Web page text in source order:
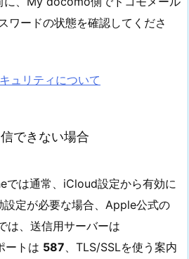
ワードの状態を確認してくださ
ュリティについて
できない場合
では通常、iCloud設定から有効に
定が必要な場合、Apple公式の
は、送信用サーバーは
ートは 587 、TLS/SSLを使う案内